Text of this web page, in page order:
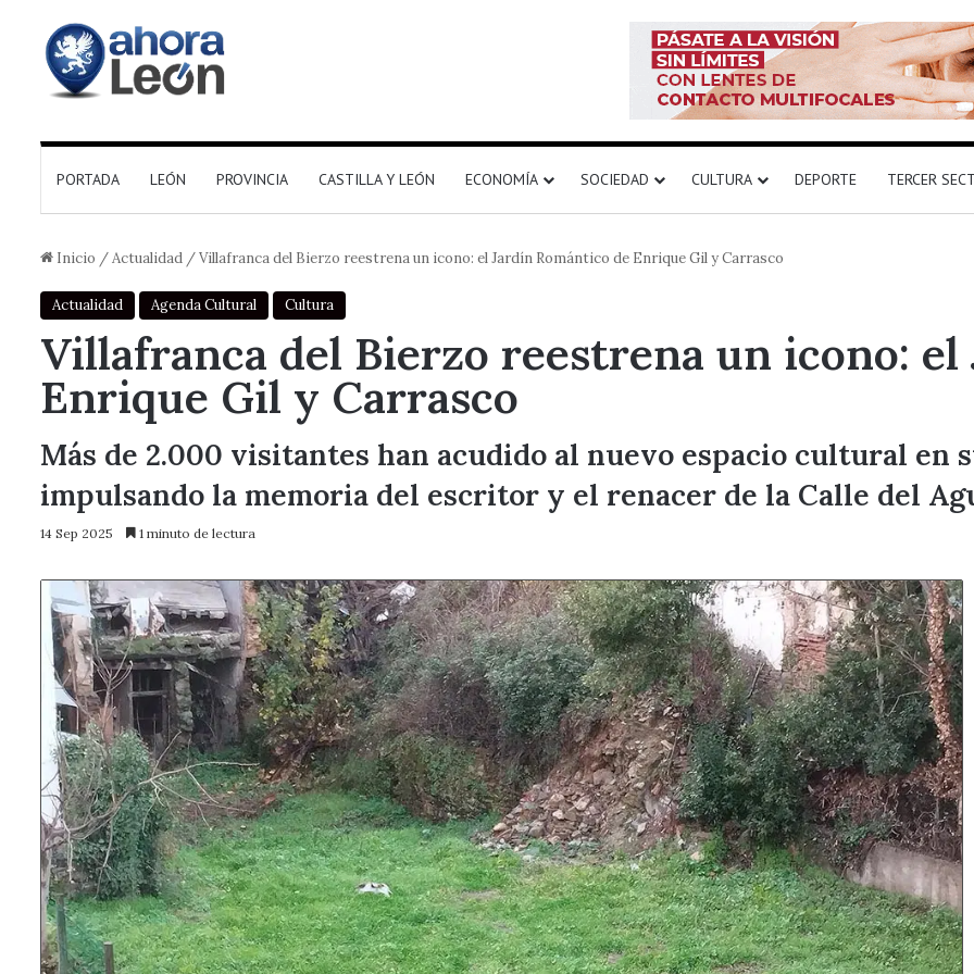
PORTADA LEÓN PROVINCIA CASTILLA Y LEÓN ECONOMÍA SOCIEDAD CULTURA DEPORTE TERCER
Inicio /Actualidad /Villafranca del Bierzo reestrena un icono: el Jardín Romántico de Enrique Gil y Carrasco
Actualidad Agenda Cultural Cultura
Villafranca del Bierzo reestrena un icono:
Enrique Gil y Carrasco
Más de 2.000 visitantes han acudido al nuevo espacio cultural en
impulsando la memoria del escritor y el renacer de la Calle del
14 Sep 2025 1 minuto de lectura